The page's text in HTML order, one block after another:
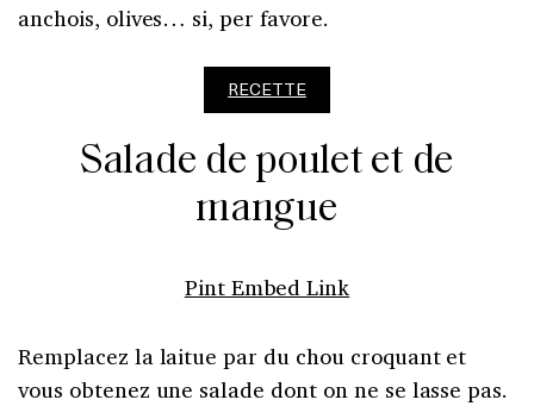
anchois, olives… si, per favore.
RECETTE
Salade de poulet et de
mangue
Pint Embed Link
Remplacez la laitue par du chou croquant et
vous obtenez une salade dont on ne se lasse pas.